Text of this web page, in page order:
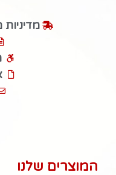
המוצרים שלנו